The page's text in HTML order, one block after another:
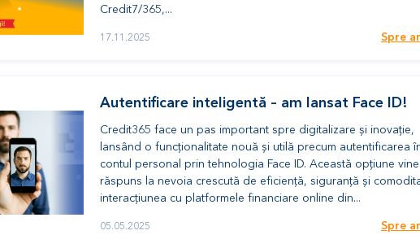
Credit7/365,...
17.11.2025 Spre
Autentificare inteligentă – am lansat Face ID!
Credit365 face un pas important spre digitalizare și inovație,
lansând o funcționalitate nouă și utilă precum autentificarea
contul personal prin tehnologia Face ID. Această opțiune
răspuns la nevoia crescută de eficiență, siguranță și
interacțiunea cu platformele financiare online din...
05.05.2025 Spre